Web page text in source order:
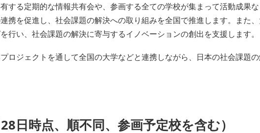
する定期的な情報共有会や、参画する全ての学校が集まって活動成果
携を促進し、社会課題の解決への取り組みを全国で推進します。また
行い、社会課題の解決に寄与するイノベーションの創出を支援します。
ロジェクトを通して全国の大学などと連携しながら、日本の社会課題
日時点、順不同、参画予定校を含む）